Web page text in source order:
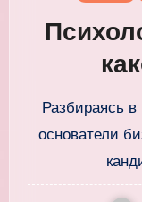
Разбираясь в
основатели